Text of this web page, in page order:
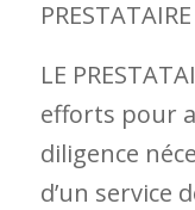
PRESTATAIRE
LE
efforts pour
diligence
d’un service